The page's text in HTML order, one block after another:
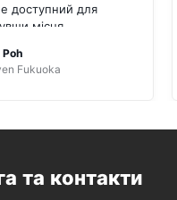
доступний для
місця
виявили, що
з GPS.Було б
вирішили купити
Poh
Fukuoka
та контакти